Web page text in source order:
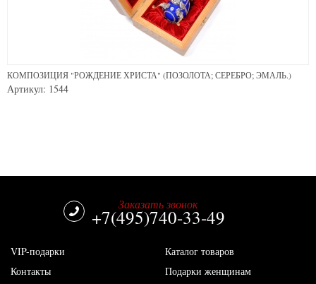
КОМПОЗИЦИЯ "РОЖДЕНИЕ ХРИСТА" (ПОЗОЛОТА; СЕРЕБРО; ЭМАЛЬ.)
Артикул: 1544
Заказать звонок
+7(495)740-33-49
VIP-подарки
Контакты
Каталог товаров
Подарки женщинам